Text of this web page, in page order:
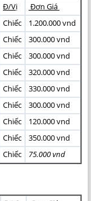
Đ/Vị
Đơn Giá
Chiếc
1.200.000 vnd
Chiếc
300.000 vnd
Chiếc
300.000 vnd
Chiếc
320.000 vnd
Chiếc
330.000 vnd
Chiếc
300.000 vnd
Chiếc
120.000 vnd
Chiếc
350.000 vnd
Chiếc 75.000 vnd